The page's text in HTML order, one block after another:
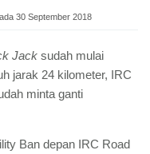
30 September 2018
Jack sudah mulai
jarak 24 kilometer, IRC
minta ganti
Ban depan IRC Road